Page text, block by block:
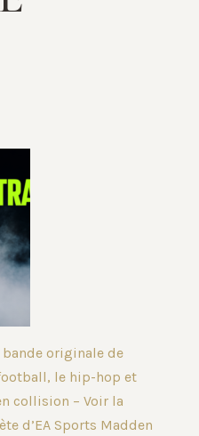
originale de
le hip-hop et
collision – Voir la
d’EA Sports Madden